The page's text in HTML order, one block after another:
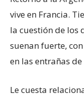
vive en Francia.
la cuestión de los
suenan fuerte,
en las entrañas
Le cuesta